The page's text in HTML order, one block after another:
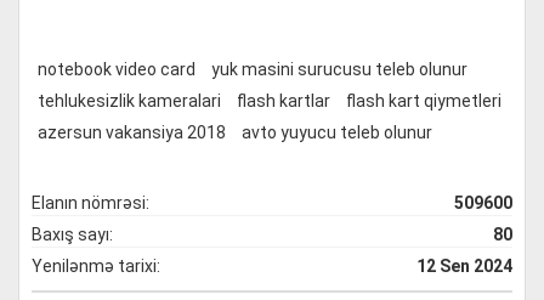
notebook video card
yuk masini surucusu teleb olunur
tehlukesizlik kameralari
flash kartlar
flash kart qiymetleri
azersun vakansiya 2018
avto yuyucu teleb olunur
Elanın nömrəsi:
509600
Baxış sayı:
80
Yenilənmə tarixi:
12 Sen 2024